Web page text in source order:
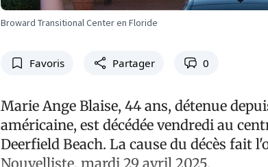
Broward Transitional Center en Floride
Favoris Partager 0
Marie Ange Blaise, 44 ans, détenue
américaine, est décédée vendredi au
Deerfield Beach. La cause du décès fait
Nouvelliste, mardi 29 avril 2025.